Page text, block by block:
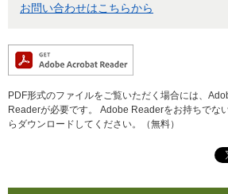
お問い合わせはこちらから
PDF形式のファイルをご覧いただく場合には、
Readerが必要です。
Adobe Readerをお持ちでな
らダウンロードしてください。（無料）